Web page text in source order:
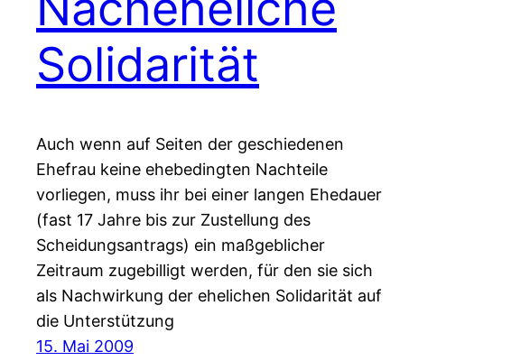
Solidarität
Auch wenn auf Seiten der geschiedenen
Ehefrau keine ehebedingten Nachteile
vorliegen, muss ihr bei einer langen Ehedauer
(fast 17 Jahre bis zur Zustellung des
Scheidungsantrags) ein maßgeblicher
Zeitraum zugebilligt werden, für den sie sich
als Nachwirkung der ehelichen Solidarität auf
die Unterstützung
15. Mai 2009